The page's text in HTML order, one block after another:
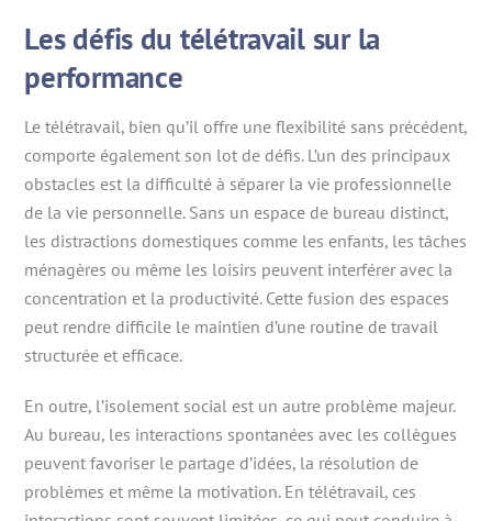
Les défis du télétravail sur la
performance
Le télétravail, bien qu’il offre une flexibilité sans précédent,
comporte également son lot de défis. L’un des principaux
obstacles est la difficulté à séparer la vie professionnelle
de la vie personnelle. Sans un espace de bureau distinct,
les distractions domestiques comme les enfants, les tâches
ménagères ou même les loisirs peuvent interférer avec la
concentration et la productivité. Cette fusion des espaces
peut rendre difficile le maintien d’une routine de travail
structurée et efficace.
En outre, l’isolement social est un autre problème majeur.
Au bureau, les interactions spontanées avec les collègues
peuvent favoriser le partage d’idées, la résolution de
problèmes et même la motivation. En télétravail, ces